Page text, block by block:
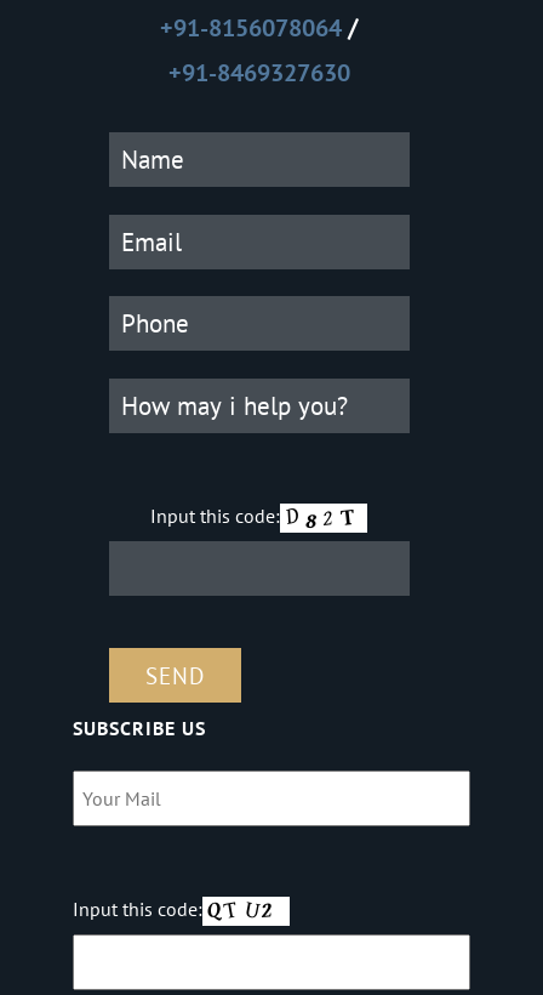
+91-8156078064/
+91-8469327630
Input this code:
SUBSCRIBE US
Input this code: